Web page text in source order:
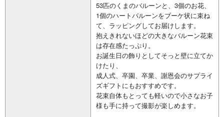
53匹のくまのバルーンと、3個のお花、
1個のハートバルーンをブーケ状に束ね
て、ラッピングしてお届けします。
抱えきれないほどの大きなバルーン花束
は存在感たっぷり。
お誕生日の飾りとしてそっと壁に立てか
けたり、
成人式、卒園、卒業、謝恩会のサプライ
ズギフトにもおすすめです。
花束自体もとっても軽いので小さなお子
様も手に持って撮影が楽しめます。